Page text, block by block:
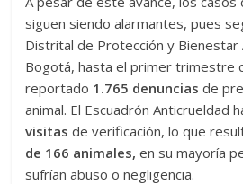
siguen siendo alarmantes, pues
Distrital de Protección y Bienestar
Bogotá, hasta el primer trimestre
reportado 1.765 denuncias de
animal. El Escuadrón Anticrueldad
visitas de verificación, lo que
de 166 animales, en su mayoría
sufrían abuso o negligencia​.